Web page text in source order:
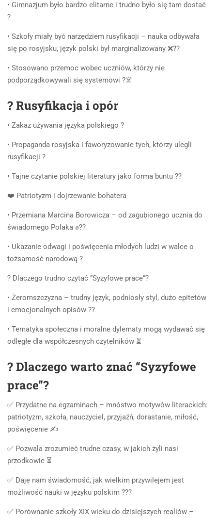
• Gimnazjum było bardzo elitarne i trudno było się tam dostać
?️
• Szkoły miały być narzędziem rusyfikacji – nauka odbywała
się po rosyjsku, język polski był marginalizowany ❌??
• Stosowano przemoc wobec uczniów, którzy nie
podporządkowywali się systemowi ?‍☠️
? Rusyfikacja i opór
• Zakaz używania języka polskiego ?
• Propaganda rosyjska i faworyzowanie tych, którzy ulegli
rusyfikacji ?
• Tajne czytanie polskiej literatury jako forma buntu ??
❤️ Patriotyzm i dojrzewanie bohatera
• Przemiana Marcina Borowicza – od zagubionego ucznia do
świadomego Polaka ✊??
• Ukazanie odwagi i poświęcenia młodych ludzi w walce o
tożsamość narodową ?
? Dlaczego trudno czytać “Syzyfowe prace”?
• Żeromszczyzna – trudny język, podniosły styl, dużo epitetów
i emocjonalnych opisów ?‍?
• Tematyka społeczna i moralne dylematy mogą wydawać się
odległe dla współczesnych czytelników ⏳
? Dlaczego warto znać “Syzyfowe
prace”?
✅ Przydatne na egzaminach – mnóstwo motywów literackich:
patriotyzm, szkoła, nauczyciel, przyjaźń, dorastanie, miłość,
poświęcenie ✍️
✅ Pozwala zrozumieć trudne czasy, w jakich żyli nasi
przodkowie ⏳
✅ Daje nam świadomość, jak wielkim przywilejem jest
możliwość nauki w języku polskim ???
✅ Porównanie szkoły XIX wieku do dzisiejszych realiów –